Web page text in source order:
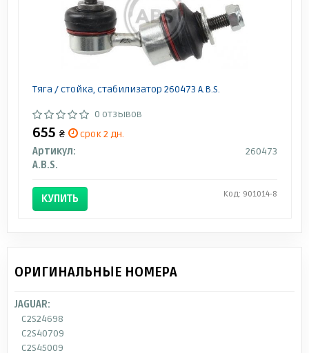
Тяга / стойка, стабилизатор 260473 A.B.S.
0 отзывов
655 ₴
срок 2 дн.
Артикул:
260473
A.B.S.
КУПИТЬ Код: 901014-8
ОРИГИНАЛЬНЫЕ НОМЕРА
JAGUAR:
C2S24698
C2S40709
C2S45009